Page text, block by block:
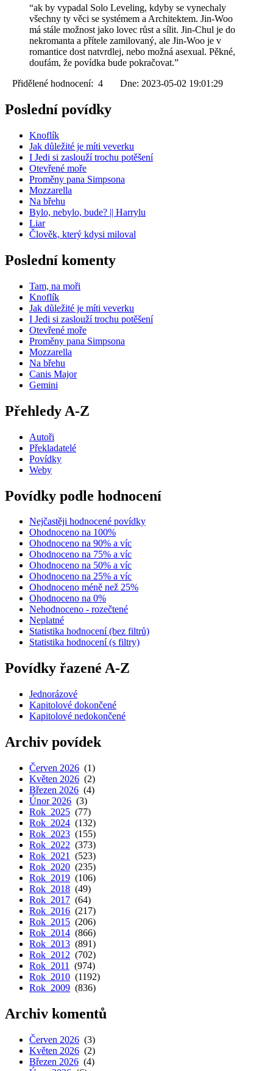
“ak by vypadal Solo Leveling, kdyby se vynechaly
všechny ty věci se systémem a Architektem. Jin-Woo
má stále možnost jako lovec růst a sílit. Jin-Chul je do
nekromanta a přítele zamilovaný, ale Jin-Woo je v
romantice dost natvrdlej, nebo možná asexual. Pěkné,
doufám, že povídka bude pokračovat.”
Přidělené hodnocení: 4 Dne: 2023-05-02 19:01:29
Poslední povídky
Knoflík
Jak důležité je míti veverku
I Jedi si zaslouží trochu potěšení
Otevřené moře
Proměny pana Simpsona
Mozzarella
Na břehu
Bylo, nebylo, bude? || Harrylu
Liar
Člověk, který kdysi miloval
Poslední komenty
Tam, na moři
Knoflík
Jak důležité je míti veverku
I Jedi si zaslouží trochu potěšení
Otevřené moře
Proměny pana Simpsona
Mozzarella
Na břehu
Canis Major
Gemini
Přehledy A-Z
Autoři
Překladatelé
Povídky
Weby
Povídky podle hodnocení
Nejčastěji hodnocené povídky
Ohodnoceno na 100%
Ohodnoceno na 90% a víc
Ohodnoceno na 75% a víc
Ohodnoceno na 50% a víc
Ohodnoceno na 25% a víc
Ohodnoceno méně než 25%
Ohodnoceno na 0%
Nehodnoceno - rozečtené
Neplatné
Statistika hodnocení (bez filtrů)
Statistika hodnocení (s filtry)
Povídky řazené A-Z
Jednorázové
Kapitolové dokončené
Kapitolové nedokončené
Archiv povídek
Červen 2026 (1)
Květen 2026 (2)
Březen 2026 (4)
Únor 2026 (3)
Rok 2025 (77)
Rok 2024 (132)
Rok 2023 (155)
Rok 2022 (373)
Rok 2021
(523)
Rok 2020 (235)
Rok 2019 (106)
Rok 2018 (49)
Rok 2017 (64)
Rok 2016 (217)
Rok 2015 (206)
Rok 2014 (866)
Rok 2013 (891)
Rok 2012 (702)
Rok 2011
(974)
Rok 2010 (1192)
Rok 2009 (836)
Archiv komentů
Červen 2026 (3)
Květen 2026 (2)
Březen 2026 (4)